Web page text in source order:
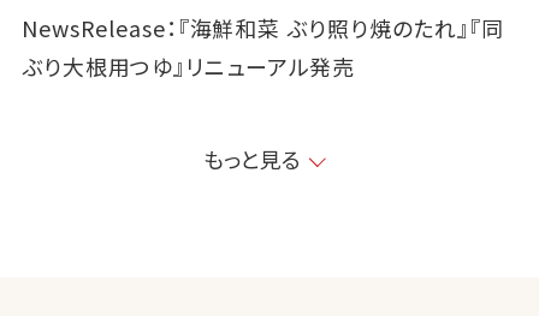
NewsRelease：『海鮮和菜 ぶり照り焼のたれ』『同
ぶり大根用つゆ』リニューアル発売
もっと見る